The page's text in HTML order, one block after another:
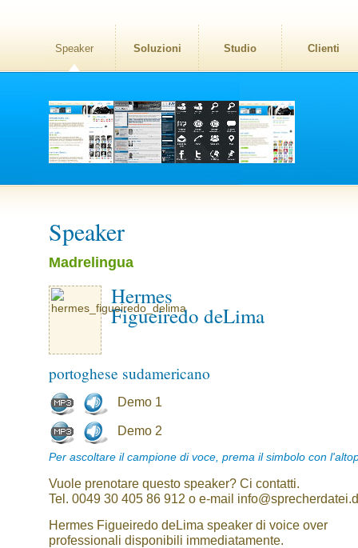
Speaker Soluzioni Studio Clienti
Speaker
Madrelingua
Hermes
Figueiredo deLima
portoghese sudamericano
Demo 1
Demo 2
Per ascoltare il campione di voce, prema il simbolo con
Vuole prenotare questo speaker? Ci contatti.
Tel. 0049 30 405 86 912 o e-mail
Hermes Figueiredo deLima speaker di voice over
professionali disponibili immediatamente.